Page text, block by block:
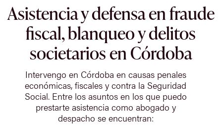
Asistencia y defensa en fraude
fiscal, blanqueo y delitos
societarios en Córdoba
Intervengo en Córdoba en causas penales
económicas, fiscales y contra la Seguridad
Social. Entre los asuntos en los que puedo
prestarte asistencia como abogado y
despacho se encuentran: